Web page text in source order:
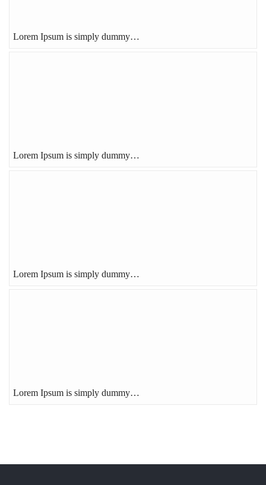
Lorem Ipsum is simply dummy…
Lorem Ipsum is simply dummy…
Lorem Ipsum is simply dummy…
Lorem Ipsum is simply dummy…